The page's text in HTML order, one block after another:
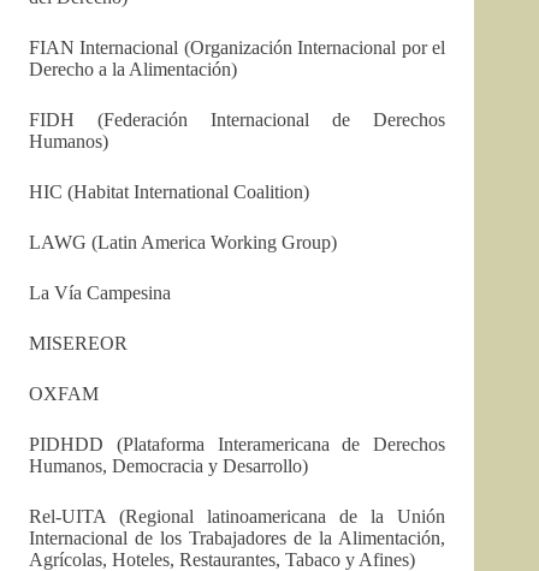
FIAN Internacional (Organización Internacional por el
Derecho a la Alimentación)
FIDH (Federación Internacional de Derechos
Humanos)
HIC (Habitat International Coalition)
LAWG (Latin America Working Group)
La Vía Campesina
MISEREOR
OXFAM
PIDHDD (Plataforma Interamericana de Derechos
Humanos, Democracia y Desarrollo)
Rel-UITA (Regional latinoamericana de la Unión
Internacional de los Trabajadores de la Alimentación,
Agrícolas, Hoteles, Restaurantes, Tabaco y Afines)